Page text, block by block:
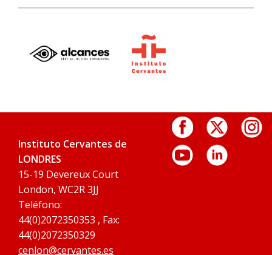
Instituto Cervantes de
LONDRES
15-19 Devereux Court
London, WC2R 3JJ
Teléfono:
44(0)2072350353 , Fax:
44(0)2072350329
cenlon@cervantes.es